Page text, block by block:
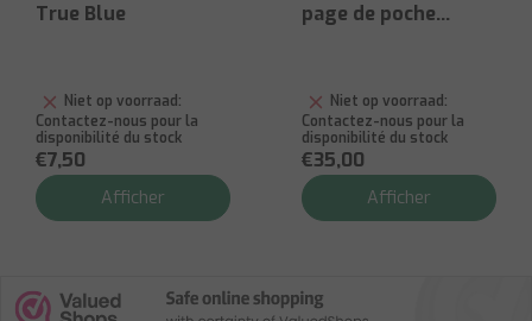
True Blue
Niet op voorraad:
Contactez-nous pour la
disponibilité du stock
€7,50
Afficher
page de poche
Niet op voorraad:
Contactez-nous pour la
disponibilité du stock
€35,00
Afficher